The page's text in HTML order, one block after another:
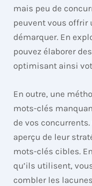
mais peu de
peuvent vous offrir
démarquer. En
pouvez élaborer
optimisant ainsi
En outre, une
mots-clés
de vos
aperçu de leur
mots-clés cibles.
qu’ils utilisent,
combler les